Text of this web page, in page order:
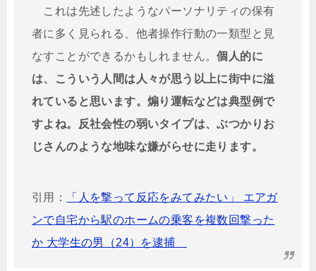
これは先述したようなパーソナリティの保有
者に多く見られる、他者操作行動の一類型と見
なすことができるかもしれません。個人的に
は、こういう人間は人々が思う以上に街中に溢
れていると思います。煽り運転などは典型例で
すよね。反社会性の弱いタイプは、ぶつかりお
じさんのような地味な嫌がらせに走ります。
引用：
「人を撃って反応をみてみたい」 エアガ
ンで自宅から駅のホームの乗客を複数回撃った
か 大学生の男（24）を逮捕